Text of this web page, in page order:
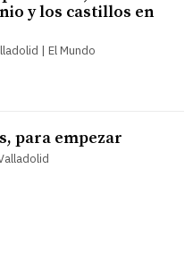
y los castillos en
| El Mundo
para empezar